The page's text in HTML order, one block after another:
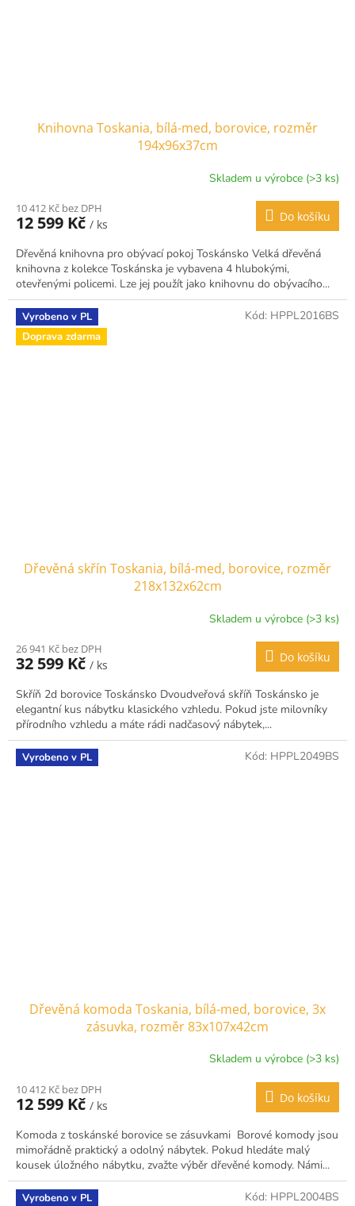
Knihovna Toskania, bílá-med, borovice, rozměr
194x96x37cm
Skladem u výrobce (>3 ks)
10 412 Kč bez DPH
12 599 Kč / ks
Do košíku
Dřevěná knihovna pro obývací pokoj Toskánsko Velká dřevěná
knihovna z kolekce Toskánska je vybavena 4 hlubokými,
otevřenými policemi. Lze jej použít jako knihovnu do obývacího...
Vyrobeno v PL
Doprava zdarma
Dřevěná skřín Toskania, bílá-med, borovice, rozměr
218x132x62cm
Skladem u výrobce (>3 ks)
26 941 Kč bez DPH
32 599 Kč / ks
Do košíku
Skříň 2d borovice Toskánsko Dvoudveřová skříň Toskánsko je
elegantní kus nábytku klasického vzhledu. Pokud jste milovníky
přírodního vzhledu a máte rádi nadčasový nábytek,...
Kód: HPPL2016BS
Vyrobeno v PL
Dřevěná komoda Toskania, bílá-med, borovice, 3x
zásuvka, rozměr 83x107x42cm
Skladem u výrobce (>3 ks)
10 412 Kč bez DPH
12 599 Kč / ks
Do košíku
Komoda z toskánské borovice se zásuvkami Borové komody jsou
mimořádně praktický a odolný nábytek. Pokud hledáte malý
kousek úložného nábytku, zvažte výběr dřevěné komody. Námi...
Kód: HPPL2049BS
Vyrobeno v PL Kód: HPPL2004BS